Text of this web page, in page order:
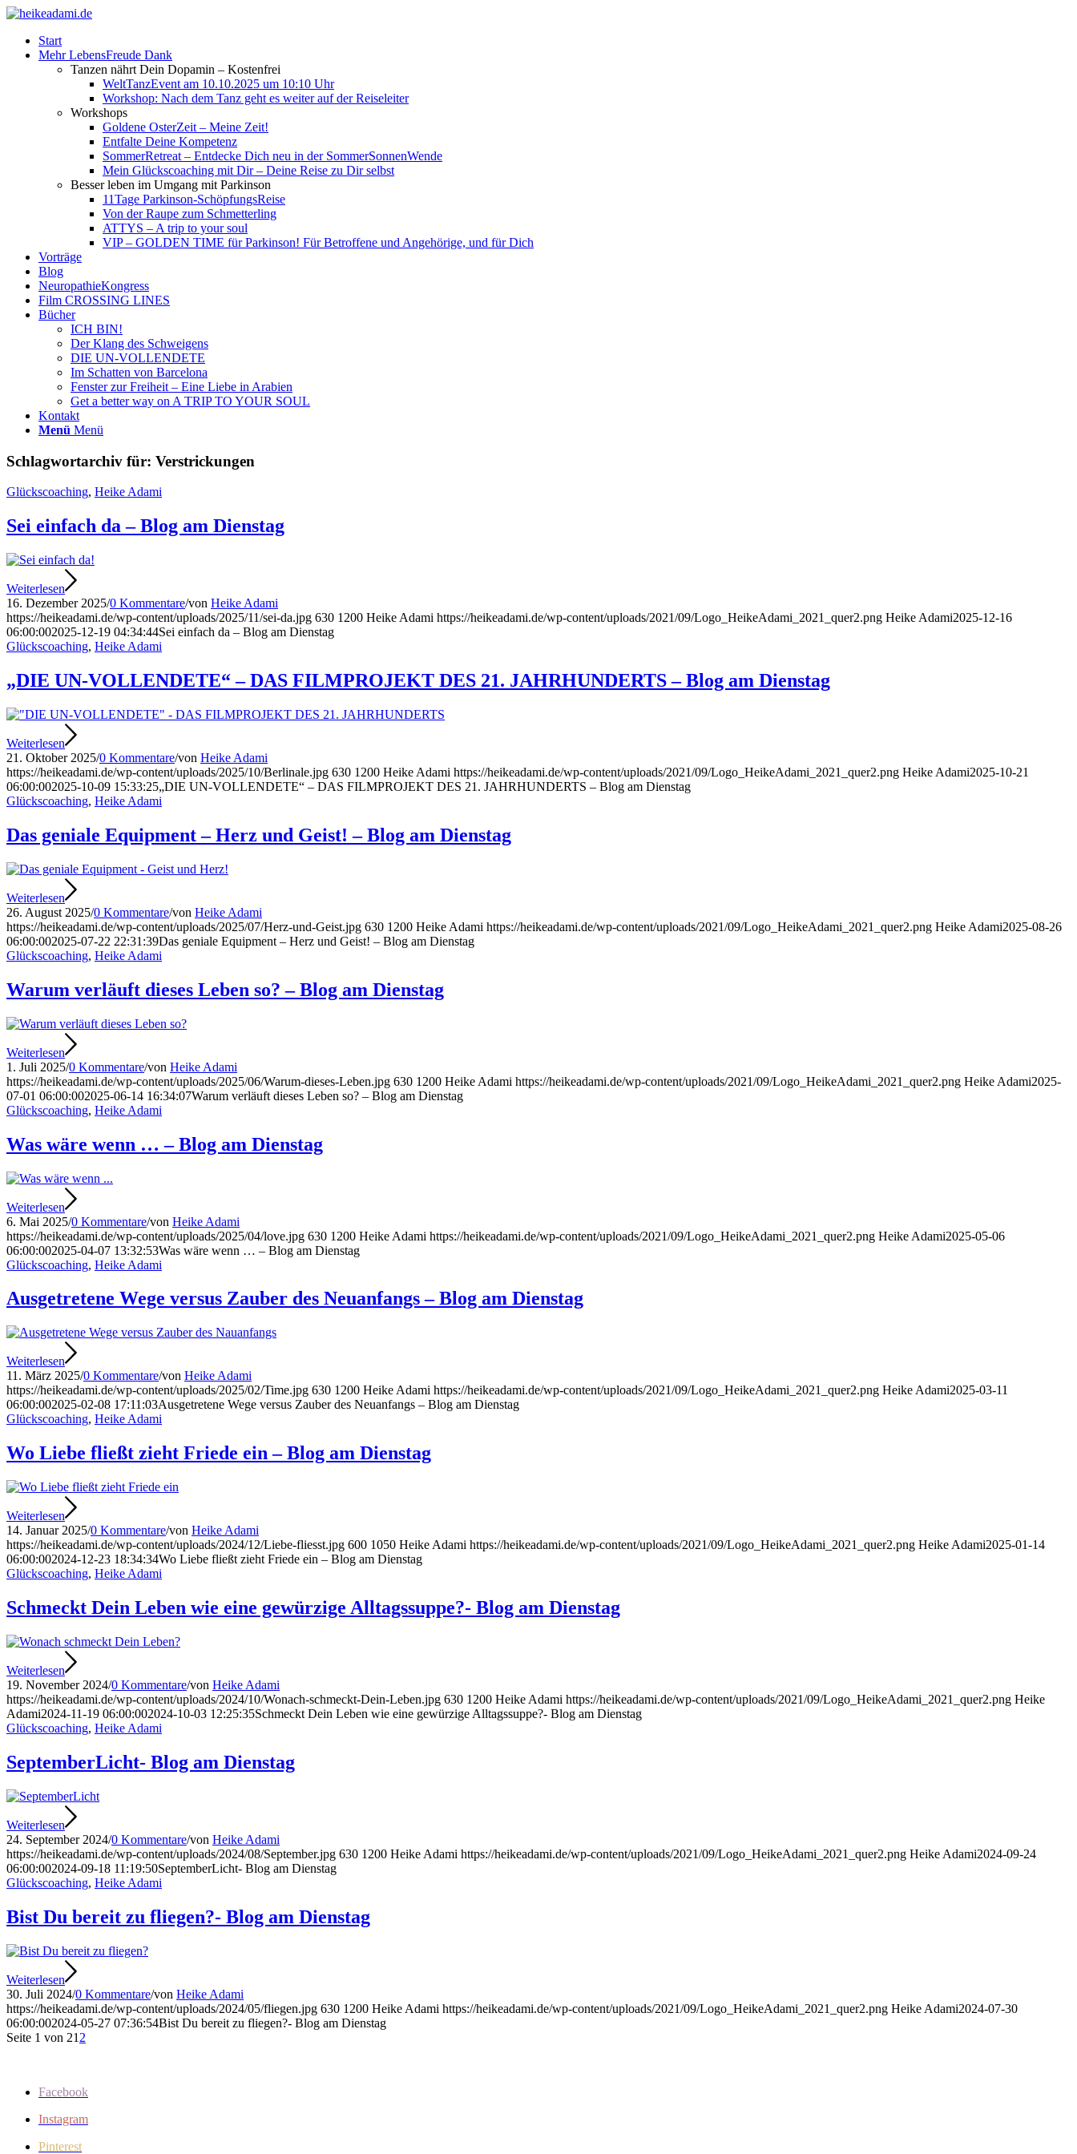
Start
Mehr LebensFreude Dank
Tanzen nährt Dein Dopamin – Kostenfrei
WeltTanzEvent am 10.10.2025 um 10:10 Uhr
Workshop: Nach dem Tanz geht es weiter auf der Reiseleiter
Workshops
Goldene OsterZeit – Meine Zeit!
Entfalte Deine Kompetenz
SommerRetreat – Entdecke Dich neu in der SommerSonnenWende
Mein Glückscoaching mit Dir – Deine Reise zu Dir selbst
Besser leben im Umgang mit Parkinson
11Tage Parkinson-SchöpfungsReise
Von der Raupe zum Schmetterling
ATTYS – A trip to your soul
VIP – GOLDEN TIME für Parkinson! Für Betroffene und Angehörige, und für Dich
Vorträge
Blog
NeuropathieKongress
Film CROSSING LINES
Bücher
ICH BIN!
Der Klang des Schweigens
DIE UN-VOLLENDETE
Im Schatten von Barcelona
Fenster zur Freiheit – Eine Liebe in Arabien
Get a better way on A TRIP TO YOUR SOUL
Kontakt
Menü Menü
Schlagwortarchiv für: Verstrickungen
Glückscoaching, Heike Adami
Sei einfach da – Blog am Dienstag
Weiterlesen
16. Dezember 2025/0 Kommentare/von Heike Adami
https://heikeadami.de/wp-content/uploads/2025/11/sei-da.jpg 630 1200 Heike Adami https://heikeadami.de/wp-content/uploads/2021/09/Logo_HeikeAdami_2021_quer2.png Heike Adami2025-12-16
06:00:002025-12-19 04:34:44Sei einfach da – Blog am Dienstag
Glückscoaching, Heike Adami
„DIE UN-VOLLENDETE“ – DAS FILMPROJEKT DES 21. JAHRHUNDERTS – Blog am Dienstag
Weiterlesen
21. Oktober 2025/0 Kommentare/von Heike Adami
https://heikeadami.de/wp-content/uploads/2025/10/Berlinale.jpg 630 1200 Heike Adami https://heikeadami.de/wp-content/uploads/2021/09/Logo_HeikeAdami_2021_quer2.png Heike Adami2025-10-21
06:00:002025-10-09 15:33:25„DIE UN-VOLLENDETE“ – DAS FILMPROJEKT DES 21. JAHRHUNDERTS – Blog am Dienstag
Glückscoaching, Heike Adami
Das geniale Equipment – Herz und Geist! – Blog am Dienstag
Weiterlesen
26. August 2025/0 Kommentare/von Heike Adami
https://heikeadami.de/wp-content/uploads/2025/07/Herz-und-Geist.jpg 630 1200 Heike Adami https://heikeadami.de/wp-content/uploads/2021/09/Logo_HeikeAdami_2021_quer2.png Heike Adami2025-08-26
06:00:002025-07-22 22:31:39Das geniale Equipment – Herz und Geist! – Blog am Dienstag
Glückscoaching, Heike Adami
Warum verläuft dieses Leben so? – Blog am Dienstag
Weiterlesen
1. Juli 2025/0 Kommentare/von Heike Adami
https://heikeadami.de/wp-content/uploads/2025/06/Warum-dieses-Leben.jpg 630 1200 Heike Adami https://heikeadami.de/wp-content/uploads/2021/09/Logo_HeikeAdami_2021_quer2.png Heike Adami2025-
07-01 06:00:002025-06-14 16:34:07Warum verläuft dieses Leben so? – Blog am Dienstag
Glückscoaching, Heike Adami
Was wäre wenn … – Blog am Dienstag
Weiterlesen
6. Mai 2025/0 Kommentare/von Heike Adami
https://heikeadami.de/wp-content/uploads/2025/04/love.jpg 630 1200 Heike Adami https://heikeadami.de/wp-content/uploads/2021/09/Logo_HeikeAdami_2021_quer2.png Heike Adami2025-05-06
06:00:002025-04-07 13:32:53Was wäre wenn … – Blog am Dienstag
Glückscoaching, Heike Adami
Ausgetretene Wege versus Zauber des Neuanfangs – Blog am Dienstag
Weiterlesen
11. März 2025/0 Kommentare/von Heike Adami
https://heikeadami.de/wp-content/uploads/2025/02/Time.jpg 630 1200 Heike Adami https://heikeadami.de/wp-content/uploads/2021/09/Logo_HeikeAdami_2021_quer2.png Heike Adami2025-03-11
06:00:002025-02-08 17:11:03Ausgetretene Wege versus Zauber des Neuanfangs – Blog am Dienstag
Glückscoaching, Heike Adami
Wo Liebe fließt zieht Friede ein – Blog am Dienstag
Weiterlesen
14. Januar 2025/0 Kommentare/von Heike Adami
https://heikeadami.de/wp-content/uploads/2024/12/Liebe-fliesst.jpg 600 1050 Heike Adami https://heikeadami.de/wp-content/uploads/2021/09/Logo_HeikeAdami_2021_quer2.png Heike Adami2025-01-14
06:00:002024-12-23 18:34:34Wo Liebe fließt zieht Friede ein – Blog am Dienstag
Glückscoaching, Heike Adami
Schmeckt Dein Leben wie eine gewürzige Alltagssuppe?- Blog am Dienstag
Weiterlesen
19. November 2024/0 Kommentare/von Heike Adami
https://heikeadami.de/wp-content/uploads/2024/10/Wonach-schmeckt-Dein-Leben.jpg 630 1200 Heike Adami https://heikeadami.de/wp-content/uploads/2021/09/Logo_HeikeAdami_2021_quer2.png Heike
Adami2024-11-19 06:00:002024-10-03 12:25:35Schmeckt Dein Leben wie eine gewürzige Alltagssuppe?- Blog am Dienstag
Glückscoaching, Heike Adami
SeptemberLicht- Blog am Dienstag
Weiterlesen
24. September 2024/0 Kommentare/von Heike Adami
https://heikeadami.de/wp-content/uploads/2024/08/September.jpg 630 1200 Heike Adami https://heikeadami.de/wp-content/uploads/2021/09/Logo_HeikeAdami_2021_quer2.png Heike Adami2024-09-24
06:00:002024-09-18 11:19:50SeptemberLicht- Blog am Dienstag
Glückscoaching, Heike Adami
Bist Du bereit zu fliegen?- Blog am Dienstag
Weiterlesen
30. Juli 2024/0 Kommentare/von Heike Adami
https://heikeadami.de/wp-content/uploads/2024/05/fliegen.jpg 630 1200 Heike Adami https://heikeadami.de/wp-content/uploads/2021/09/Logo_HeikeAdami_2021_quer2.png Heike Adami2024-07-30
06:00:002024-05-27 07:36:54Bist Du bereit zu fliegen?- Blog am Dienstag
Seite 1 von 21 2
Facebook
Instagram
Pinterest